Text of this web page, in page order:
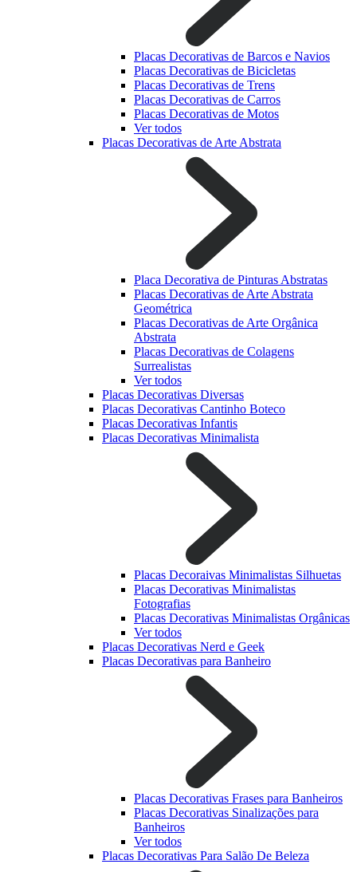
Placas Decorativas de Barcos e Navios
Placas Decorativas de Bicicletas
Placas Decorativas de Trens
Placas Decorativas de Carros
Placas Decorativas de Motos
Ver todos
Placas Decorativas de Arte Abstrata
Placa Decorativa de Pinturas Abstratas
Placas Decorativas de Arte Abstrata
Geométrica
Placas Decorativas de Arte Orgânica
Abstrata
Placas Decorativas de Colagens
Surrealistas
Ver todos
Placas Decorativas Diversas
Placas Decorativas Cantinho Boteco
Placas Decorativas Infantis
Placas Decorativas Minimalista
Placas Decoraivas Minimalistas Silhuetas
Placas Decorativas Minimalistas
Fotografias
Placas Decorativas Minimalistas Orgânicas
Ver todos
Placas Decorativas Nerd e Geek
Placas Decorativas para Banheiro
Placas Decorativas Frases para Banheiros
Placas Decorativas Sinalizações para
Banheiros
Ver todos
Placas Decorativas Para Salão De Beleza